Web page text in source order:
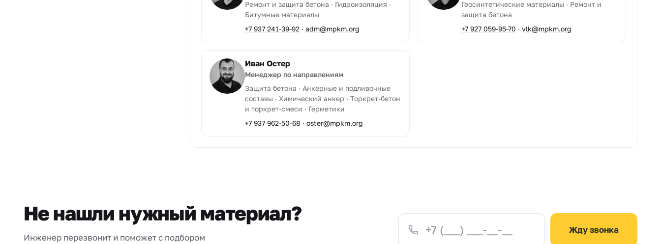
Ремонт и защита бетона · Гидроизоляция ·
Битумные материалы
+7 937 241-39-92 · adm@mpkm.org
Геосинтетические материалы · Ремонт и
защита бетона
+7 927 059-95-70 · vlk@mpkm.org
Иван Остер
Менеджер по направлениям
Защита бетона · Анкерные и подливочные
составы · Химический анкер · Торкрет-бетон
и торкрет-смеси · Герметики
+7 937 962-50-68 · oster@mpkm.org
Не нашли нужный материал?
Инженер перезвонит и поможет с подбором
Жду звонка